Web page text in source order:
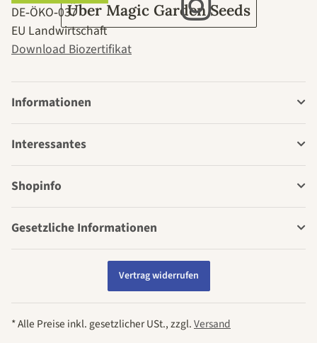
Über Magic Garden Seeds
DE‑ÖKO‑037
EU Landwirtschaft
Download Biozertifikat
Informationen
Interessantes
Shopinfo
Gesetzliche Informationen
Vertrag widerrufen
* Alle Preise inkl. gesetzlicher USt., zzgl.Versand